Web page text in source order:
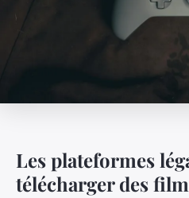
Les plateformes
télécharger des